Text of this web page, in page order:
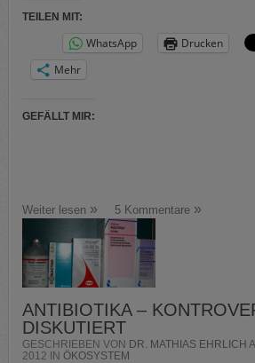
TEILEN MIT:
WhatsApp
Drucken
Mehr
GEFÄLLT MIR:
Weiter lesen 5 Kommentare
ANTIBIOTIKA –
DISKUTIERT
GESCHRIEBEN VON DR. MATHIAS EHRLICH
2012 IN ÖKOSYSTEM